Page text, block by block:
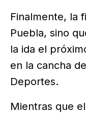
Finalmente, la
Puebla, sino
la ida el
en la cancha
Deportes.
Mientras que